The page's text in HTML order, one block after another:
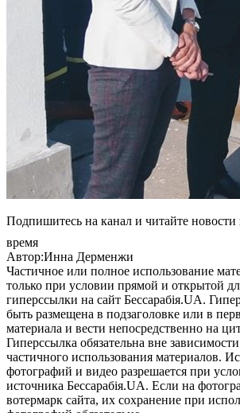
Подпишитесь на канал и читайте новости
время
Автор:Инна Дерменжи
Частичное или полное использование
только при условии прямой и открытой
гиперссылки на сайт Бессарабія.UA.
быть размещена в подзаголовке или в
материала и вести непосредственно на
Гиперссылка обязательна вне
частичного использования материалов.
фотографий и видео разрешается при
источника Бессарабія.UA. Если на
вотермарк сайта, их сохранение при